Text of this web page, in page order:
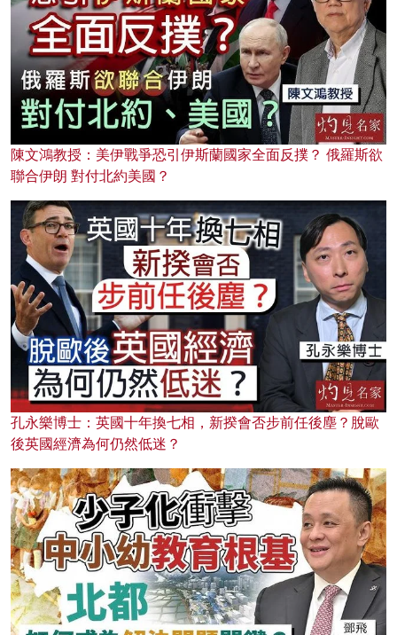
陳文鴻教授：美伊戰爭恐引伊斯蘭國家全面反撲？ 俄羅斯欲
聯合伊朗 對付北約美國？
孔永樂博士：英國十年換七相，新揆會否步前任後塵？脫歐
後英國經濟為何仍然低迷？